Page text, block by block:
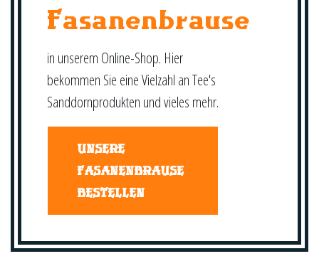
Fasanenbrause
in unserem Online-Shop. Hier
bekommen Sie eine Vielzahl an Tee's
Sanddornprodukten und vieles mehr.
UNSERE
FASANENBRAUSE
BESTELLEN